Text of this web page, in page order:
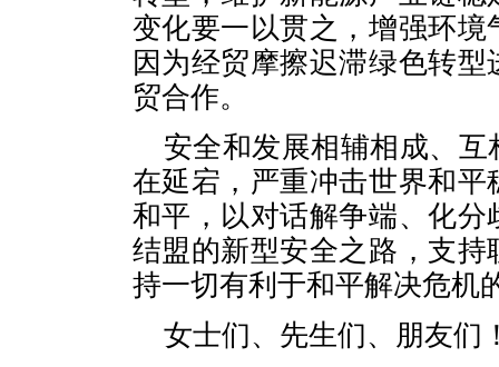
变化要一以贯之，增强环
因为经贸摩擦迟滞绿色转
贸合作。
安全和发展相辅相成、
在延宕，严重冲击世界和
和平，以对话解争端、化
结盟的新型安全之路，支
持一切有利于和平解决危机
女士们、先生们、朋友们